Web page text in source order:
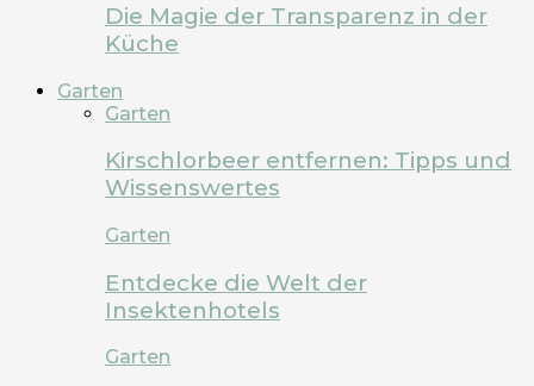
Die Magie der Transparenz in der
Küche
Garten
Garten
Kirschlorbeer entfernen: Tipps und
Wissenswertes
Garten
Entdecke die Welt der
Insektenhotels
Garten